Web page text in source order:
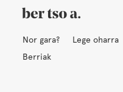
Nor gara? Lege oharra
Berriak